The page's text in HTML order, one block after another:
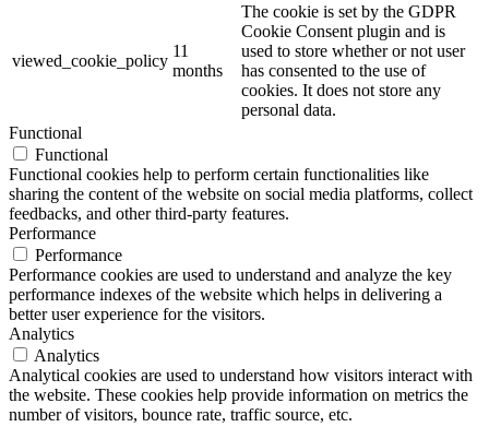
viewed_cookie_policy
11
months
The cookie is set by the GDPR
Cookie Consent plugin and is
used to store whether or not user
has consented to the use of
cookies. It does not store any
personal data.
Functional
Functional
Functional cookies help to perform certain functionalities like
sharing the content of the website on social media platforms, collect
feedbacks, and other third-party features.
Performance
Performance
Performance cookies are used to understand and analyze the key
performance indexes of the website which helps in delivering a
better user experience for the visitors.
Analytics
Analytics
Analytical cookies are used to understand how visitors interact with
the website. These cookies help provide information on metrics the
number of visitors, bounce rate, traffic source, etc.